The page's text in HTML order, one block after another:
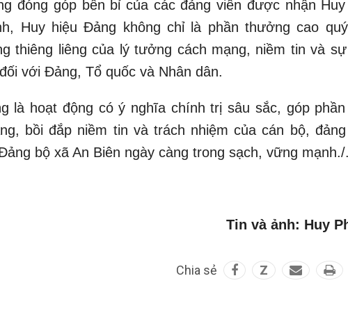
đóng góp bền bỉ của các đảng viên được nhận Huy
Huy hiệu Đảng không chỉ là phần thưởng cao
thiêng liêng của lý tưởng cách mạng, niềm tin và
với Đảng, Tổ quốc và Nhân dân.
là hoạt động có ý nghĩa chính trị sâu sắc, góp phần
bồi đắp niềm tin và trách nhiệm của cán bộ,
bộ xã An Biên ngày càng trong sạch, vững mạnh./.
Tin và ảnh: Huy
Chia sẻ Z